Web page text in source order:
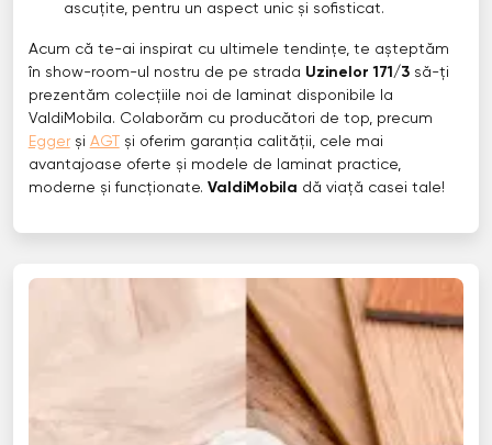
ascuțite, pentru un aspect unic și sofisticat.
Acum că te-ai inspirat cu ultimele tendințe, te așteptăm
în show-room-ul nostru de pe strada Uzinelor 171/3 să-ți
prezentăm colecțiile noi de laminat disponibile la
ValdiMobila. Colaborăm cu producători de top, precum
Eggerși AGT
și oferim garanția calității, cele mai
avantajoase oferte și modele de laminat practice,
moderne și funcționate. ValdiMobila dă viață casei tale!